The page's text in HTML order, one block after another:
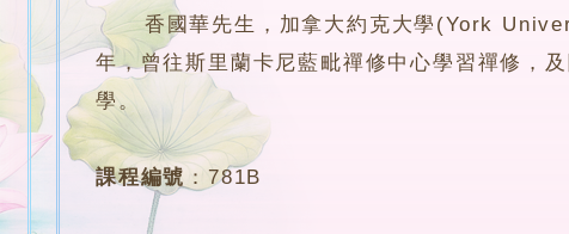
香國華先生，加拿大約克大學(York
年，曾往斯里蘭卡尼藍毗禪修中心學習禪修，
學。
課程編號 ： 781B